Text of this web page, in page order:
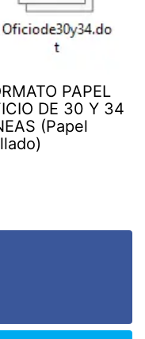
PAPEL
DE 30 Y 34
(Papel